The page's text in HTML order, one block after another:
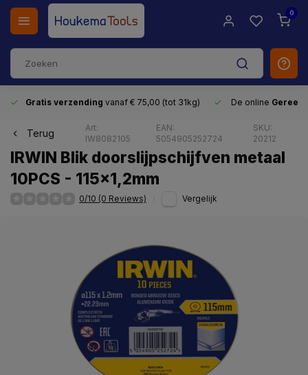
0
Gratis verzending vanaf € 75,00 (tot 31kg) De online
Terug
Art:
IW8082105
EAN:
5054905252724
SKU:
20212
IRWIN Blik doorslijpschijfven metaal
10PCS - 115x1,2mm
0/10 (0 Reviews) Vergelijk